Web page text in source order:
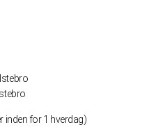
inden for 1 hverdag)